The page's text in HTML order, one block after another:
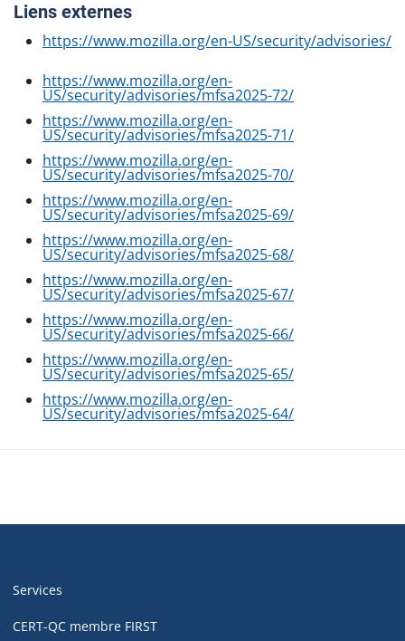
Liens externes
https://www.mozilla.org/en-US/security/advisories/
https://www.mozilla.org/en-
US/security/advisories/mfsa2025-72/
https://www.mozilla.org/en-
US/security/advisories/mfsa2025-71/
https://www.mozilla.org/en-
US/security/advisories/mfsa2025-70/
https://www.mozilla.org/en-
US/security/advisories/mfsa2025-69/
https://www.mozilla.org/en-
US/security/advisories/mfsa2025-68/
https://www.mozilla.org/en-
US/security/advisories/mfsa2025-67/
https://www.mozilla.org/en-
US/security/advisories/mfsa2025-66/
https://www.mozilla.org/en-
US/security/advisories/mfsa2025-65/
https://www.mozilla.org/en-
US/security/advisories/mfsa2025-64/
de
pied
Services
CERT-QC membre FIRST